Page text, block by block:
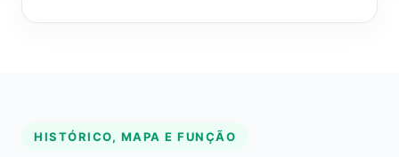
HISTÓRICO, MAPA E FUNÇÃO